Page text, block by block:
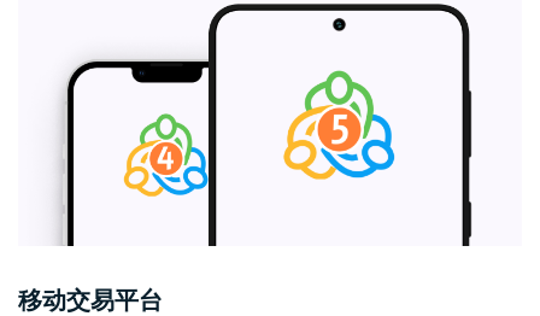
移动交易平台